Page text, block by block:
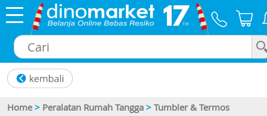
Home > Peralatan Rumah Tangga > Tumbler & Termos